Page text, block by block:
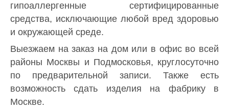
гипоаллергенные сертифицированные
средства, исключающие любой вред здоровью
и окружающей среде.
Выезжаем на заказ на дом или в офис во всей
районы Москвы и Подмосковья, круглосуточно
по предварительной записи. Также есть
возможность сдать изделия на фабрику в
Москве.